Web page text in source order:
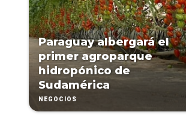
Paraguay albergará el
primer agroparque
hidropónico de
Sudamérica
NEGOCIOS